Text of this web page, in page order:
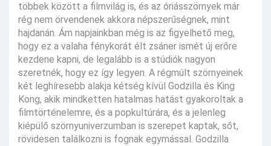
többek között a filmvilág is, és az óriásszörnyek már
rég nem örvendenek akkora népszerűségnek, mint
hajdanán. Ám napjainkban még is az figyelhető meg,
hogy ez a valaha fénykorát élt zsáner ismét új erőre
kezdene kapni, de legalább is a stúdiók nagyon
szeretnék, hogy ez így legyen. A régmúlt szörnyeinek
két leghíresebb alakja kétség kívül Godzilla és King
Kong, akik mindketten hatalmas hatást gyakoroltak a
filmtörténelemre, és a popkultúrára, és a jelenleg
kiépülő szörnyuniverzumban is szerepet kaptak, sőt,
rövidesen találkozni is fognak egymással. Godzilla